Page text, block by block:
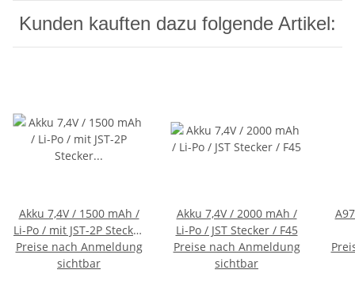
Kunden kauften dazu folgende Artikel:
Akku 7,4V / 1500 mAh /
Li-Po / mit JST-2P Stecker
kompatibel mit WLToys
V913, L959 70x34x18 mm
Preise nach Anmeldung
sichtbar
Akku 7,4V / 2000 mAh /
Li-Po / JST Stecker / F45
Preise nach Anmeldung
sichtbar